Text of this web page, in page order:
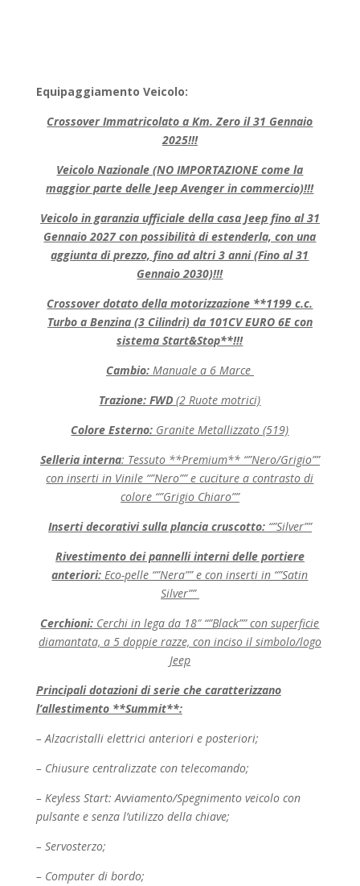
Equipaggiamento Veicolo:
Crossover Immatricolato a Km. Zero il 31 Gennaio
2025!!!
Veicolo Nazionale (NO IMPORTAZIONE come la
maggior parte delle Jeep Avenger in commercio)!!!
Veicolo in garanzia ufficiale della casa Jeep fino al 31
Gennaio 2027 con possibilità di estenderla, con una
aggiunta di prezzo, fino ad altri 3 anni (Fino al 31
Gennaio 2030)!!!
Crossover dotato della motorizzazione **1199 c.c.
Turbo a Benzina (3 Cilindri) da 101CV EURO 6E con
sistema Start&Stop**!!!
Cambio:Manuale a 6 Marce
Trazione: FWD(2 Ruote motrici)
Colore Esterno: Granite Metallizzato (519)
Selleria interna: Tessuto **Premium** “”Nero/Grigio””
con inserti in Vinile “”Nero”” e cuciture a contrasto di
colore “”Grigio Chiaro””
Inserti decorativi sulla plancia cruscotto: “”Silver””
Rivestimento dei pannelli interni delle portiere
anteriori: Eco-pelle “”Nera”” e con inserti in “”Satin
Silver””
Cerchioni: Cerchi in lega da 18″ “”Black”” con superficie
diamantata, a 5 doppie razze, con inciso il simbolo/logo
Jeep
Principali dotazioni di serie che caratterizzano
l’allestimento **Summit**:
– Alzacristalli elettrici anteriori e posteriori;
– Chiusure centralizzate con telecomando;
– Keyless Start: Avviamento/Spegnimento veicolo con
pulsante e senza l’utilizzo della chiave;
– Servosterzo;
– Computer di bordo;